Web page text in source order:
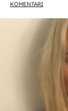
KOMENTARI